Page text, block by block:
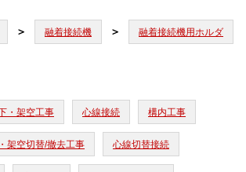
融着接続機 融着接続機用ホルダ
・架空工事 心線接続 構内工事
架空切替/撤去工事 心線切替接続